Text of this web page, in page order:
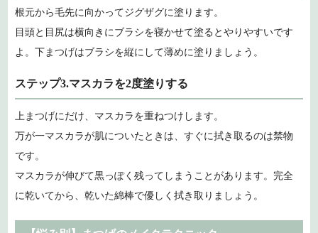
根元から毛先に向かってジグザグに塗ります。
目頭と目尻は横向きにブラシを寝かせて塗るとやりやすいです
よ。下まつげはブラシを縦にして薄めに塗りましょう。
ステップ3.マスカラを2度塗りする
上まつげにだけ、マスカラを重ねつけします。
万が一マスカラが肌についたときは、すぐに拭き取るのは禁物
です。
マスカラが伸びて黒っぽく残ってしまうことがあります。完全
に乾いてから、乾いた綿棒で優しく拭き取りましょう。